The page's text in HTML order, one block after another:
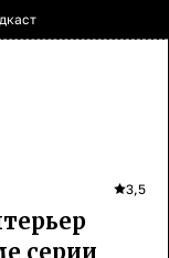
3,5
серии